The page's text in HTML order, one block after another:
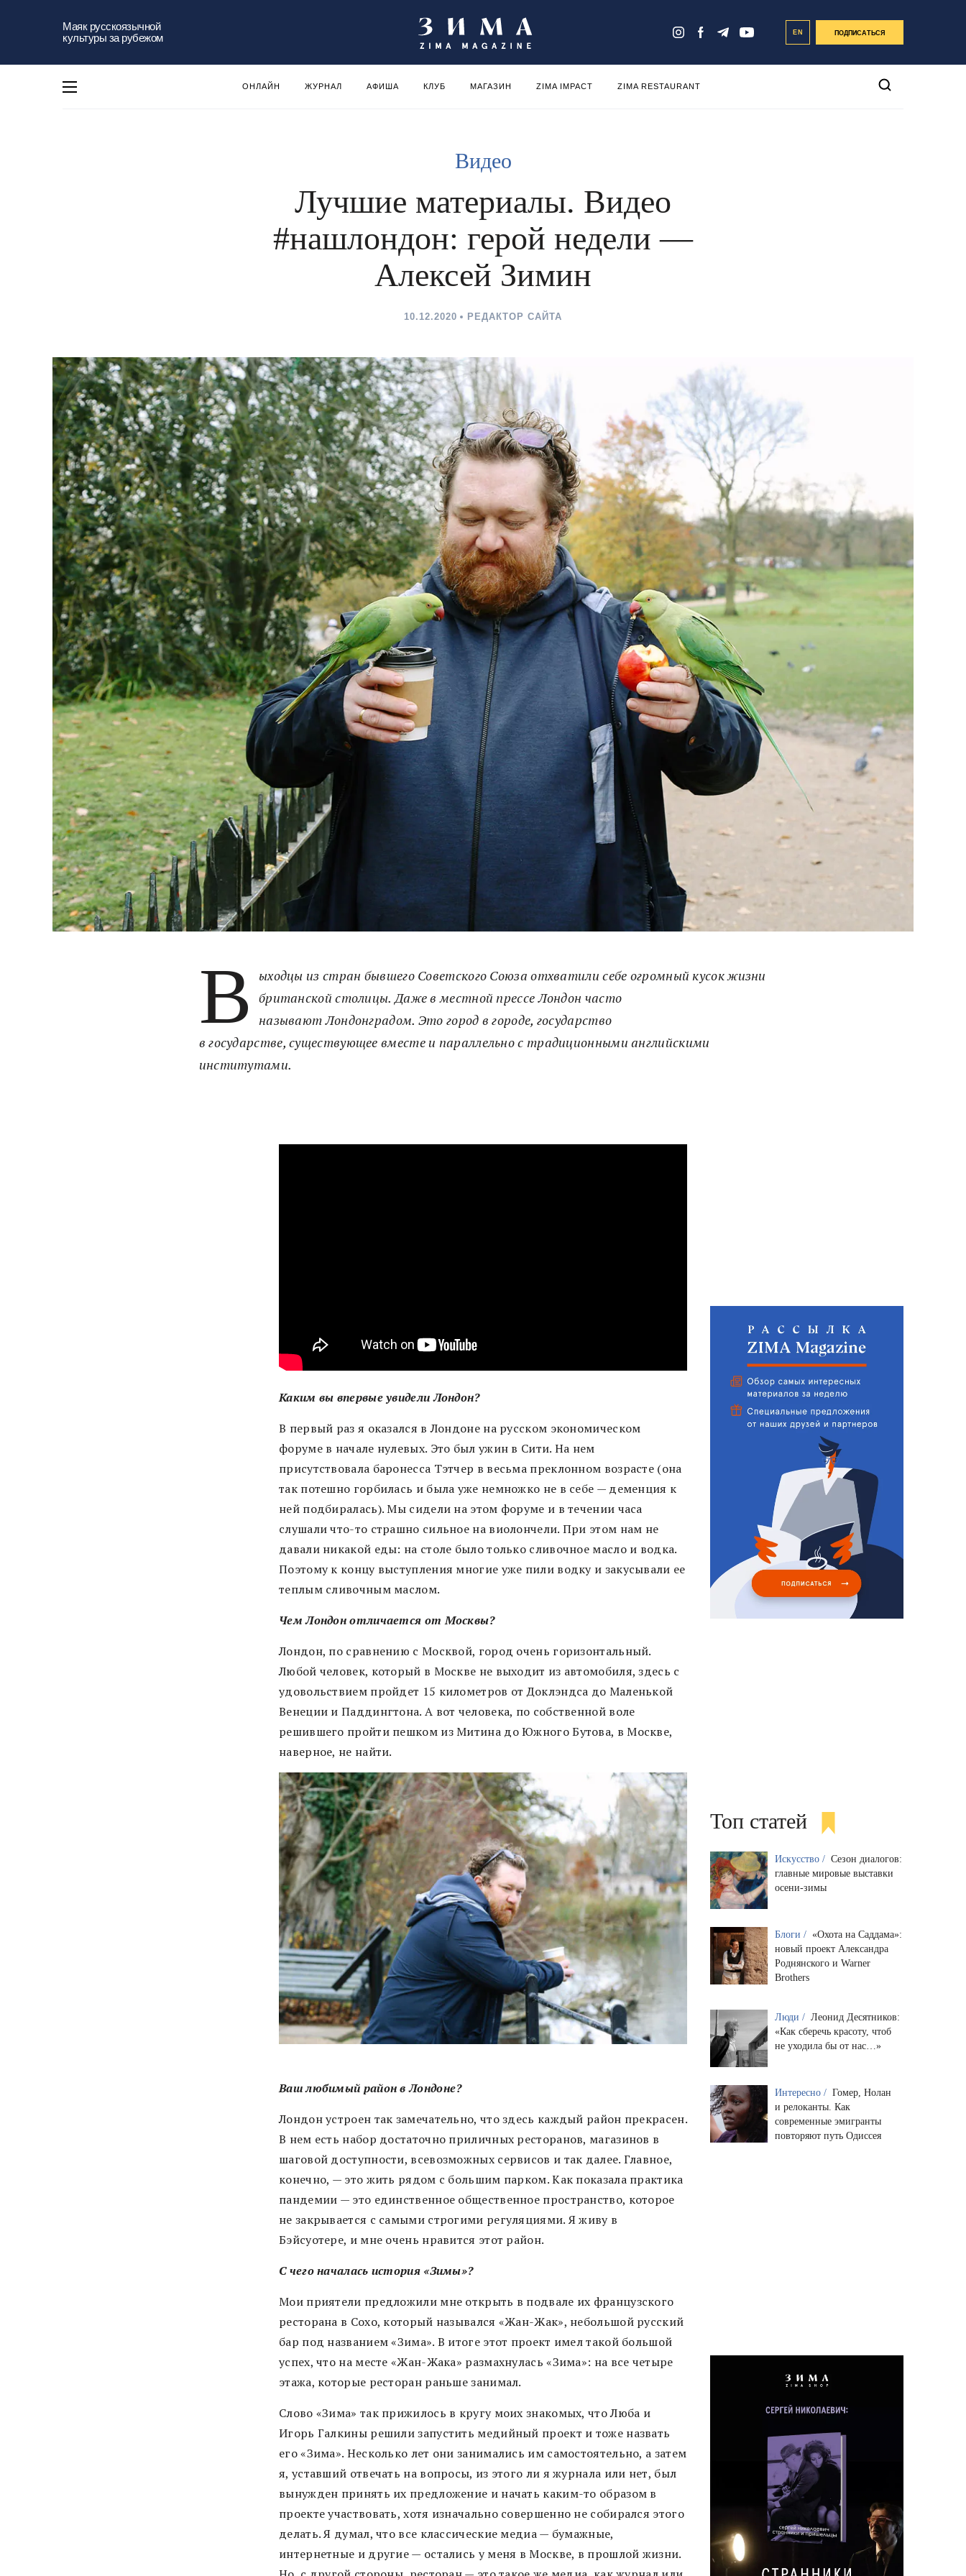
Маяк русскоязычной
культуры за рубежом
EN ПОДПИСАТЬСЯ
ОНЛАЙН ЖУРНАЛ АФИША КЛУБ МАГАЗИН ZIMA IMPACT ZIMA RESTAURANT
Видео
Лучшие материалы. Видео
#нашлондон: герой недели —
Алексей Зимин
10.12.2020 РЕДАКТОР САЙТА
В
ыходцы из стран бывшего Советского Союза отхватили себе огромный кусок жизни
британской столицы. Даже в местной прессе Лондон часто
называют Лондонградом. Это город в городе, государство
в государстве, существующее вместе и параллельно с традиционными английскими
институтами.
Каким вы впервые увидели Лондон?
В первый раз я оказался в Лондоне на русском экономическом
форуме в начале нулевых. Это был ужин в Сити. На нем
присутствовала баронесса Тэтчер в весьма преклонном возрасте (она
так потешно горбилась и была уже немножко не в себе — деменция к
ней подбиралась). Мы сидели на этом форуме и в течении часа
слушали что-то страшно сильное на виолончели. При этом нам не
давали никакой еды: на столе было только сливочное масло и водка.
Поэтому к концу выступления многие уже пили водку и закусывали ее
теплым сливочным маслом.
Чем Лондон отличается от Москвы?
Лондон, по сравнению с Москвой, город очень горизонтальный.
Любой человек, который в Москве не выходит из автомобиля, здесь с
удовольствием пройдет 15 километров от Доклэндса до Маленькой
Венеции и Паддингтона. А вот человека, по собственной воле
решившего пройти пешком из Митина до Южного Бутова, в Москве,
наверное, не найти.
Ваш любимый район в Лондоне?
Лондон устроен так замечательно, что здесь каждый район прекрасен.
В нем есть набор достаточно приличных ресторанов, магазинов в
шаговой доступности, всевозможных сервисов и так далее. Главное,
конечно, — это жить рядом с большим парком. Как показала практика
пандемии — это единственное общественное пространство, которое
не закрывается с самыми строгими регуляциями. Я живу в
Бэйсуотере, и мне очень нравится этот район.
С чего началась история «Зимы»?
Мои приятели предложили мне открыть в подвале их французского
ресторана в Сохо, который назывался «Жан-Жак», небольшой русский
бар под названием «Зима». В итоге этот проект имел такой большой
успех, что на месте «Жан-Жака» размахнулась «Зима»: на все четыре
этажа, которые ресторан раньше занимал.
Слово «Зима» так прижилось в кругу моих знакомых, что Люба и
Игорь Галкины решили запустить медийный проект и тоже назвать
его «Зима». Несколько лет они занимались им самостоятельно, а затем
я, уставший отвечать на вопросы, из этого ли я журнала или нет, был
вынужден принять их предложение и начать каким-то образом в
проекте участвовать, хотя изначально совершенно не собирался этого
делать. Я думал, что все классические медиа — бумажные,
интернетные и другие — остались у меня в Москве, в прошлой жизни.
Топ статей
Искусство / Сезон диалогов:
главные мировые выставки
осени-зимы
Блоги / «Охота на Саддама»:
новый проект Александра
Роднянского и Warner
Brothers
Люди / Леонид Десятников:
«Как сберечь красоту, чтоб
не уходила бы от нас…»
Интересно / Гомер, Нолан
и релоканты. Как
современные эмигранты
повторяют путь Одиссея